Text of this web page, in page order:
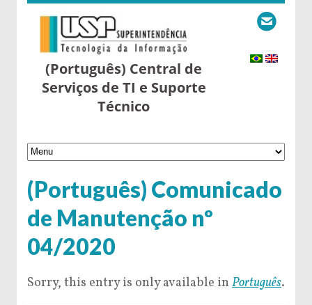
(Português) Central de
Serviços de TI e Suporte
Técnico
(Português) Comunicado
de Manutenção nº
04/2020
Sorry, this entry is only available in Português.